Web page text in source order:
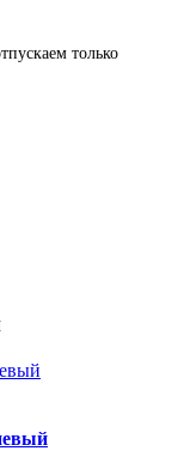
только